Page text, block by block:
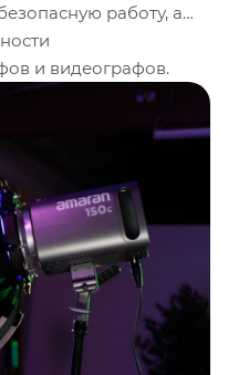
работу, а
и видеографов.